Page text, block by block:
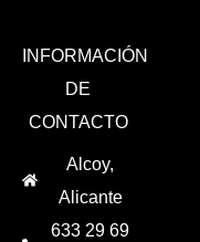
INFORMACIÓN
DE
CONTACTO
Alcoy,
Alicante
633 29 69